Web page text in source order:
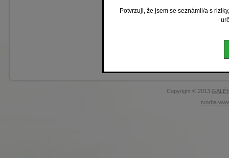
Potvrzuji, že jsem se seznámil/a s
Copyright © 2013
tvorba